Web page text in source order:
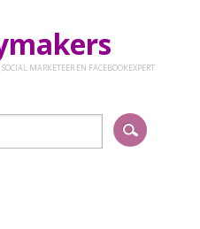
MARKETEER EN FACEBOOKEXPERT